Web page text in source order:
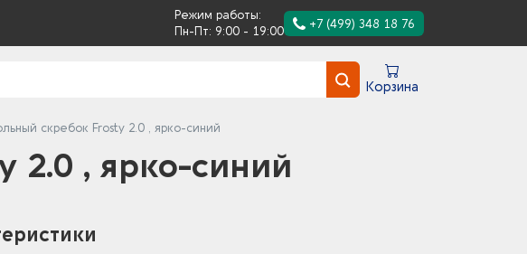
Режим работы:
Пн-Пт: 9:00 - 19:00
+7 (499) 348 18 76
Корзина
скребок Frosty 2.0 , ярко-синий
2.0 , ярко-синий